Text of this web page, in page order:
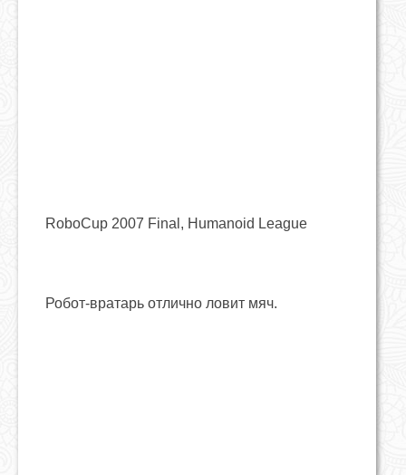
RoboCup 2007 Final, Humanoid League
Робот-вратарь отлично ловит мяч.